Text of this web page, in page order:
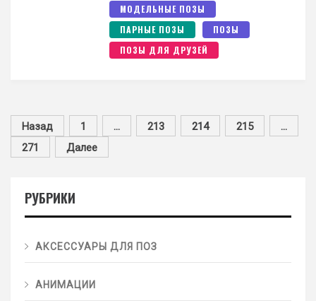
МОДЕЛЬНЫЕ ПОЗЫ
ПАРНЫЕ ПОЗЫ
ПОЗЫ
ПОЗЫ ДЛЯ ДРУЗЕЙ
Назад 1 … 213 214 215
…
271
Далее
РУБРИКИ
АКСЕССУАРЫ ДЛЯ ПОЗ
АНИМАЦИИ